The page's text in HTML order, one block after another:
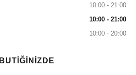
10:00 - 21:00
10:00 - 21:00
10:00 - 20:00
BUTİĞİNİZDE